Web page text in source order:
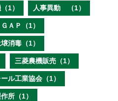
1） 人事異動 （1）
ＧＡＰ（1）
消毒（1）
三菱農機販売（1）
ル工業協会（1）
所（1）